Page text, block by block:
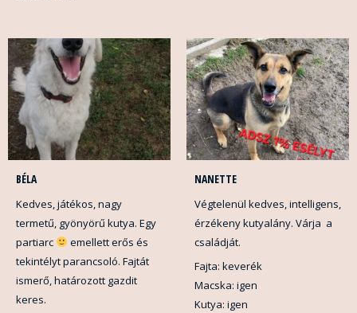
BÉLA
Kedves, játékos, nagy
termetű, gyönyörű kutya. Egy
partiarc
emellett erős és
tekintélyt parancsoló. Fajtát
ismerő, határozott gazdit
keres.
NANETTE
Végtelenül kedves, intelligens,
érzékeny kutyalány. Várja a
családját.
Fajta: keverék
Macska: igen
Kutya: igen